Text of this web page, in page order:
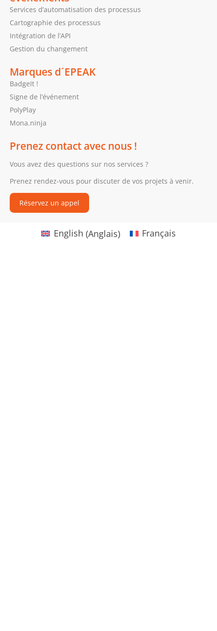
Services d’automatisation des processus
Cartographie des processus
Intégration de l’API
Gestion du changement
Marques d´EPEAK
BadgeIt !
Signe de l’événement
PolyPlay
Mona.ninja
Prenez contact avec nous !
Vous avez des questions sur nos services ?
Prenez rendez-vous pour discuter de vos projets à venir.
Réservez un appel
English (Anglais) Français